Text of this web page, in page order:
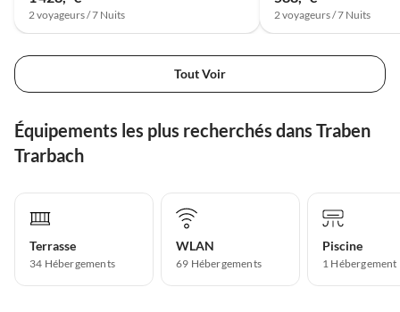
2 voyageurs / 7 Nuits 2 voyageurs / 7 Nuits
Tout Voir
Équipements les plus recherchés dans Traben
Trarbach
Terrasse
34 Hébergements
WLAN
69 Hébergements
Piscine
1 Hébergement